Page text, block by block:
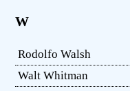
W
Rodolfo Walsh
Walt Whitman